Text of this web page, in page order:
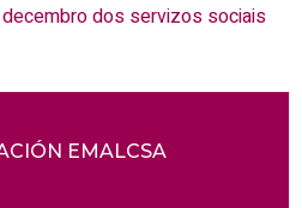
dos servizos sociais
EMALCSA